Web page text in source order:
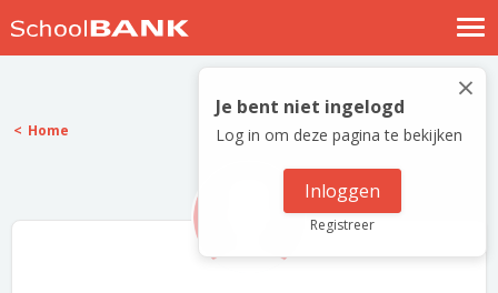
Nostalgische verhalen
Log in
Meld je gratis aan
×
Je bent niet ingelogd
Log in om deze pagina te bekijken
Inloggen
Registreer
Home